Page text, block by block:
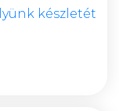
készletét